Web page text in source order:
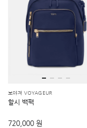
보야져 VOYAGEUR
할시 백팩
720,000 원